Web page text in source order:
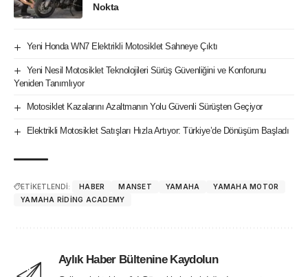
Nokta
Yeni Honda WN7 Elektrikli Motosiklet Sahneye Çıktı
Yeni Nesil Motosiklet Teknolojileri Sürüş Güvenliğini ve Konforunu
Yeniden Tanımlıyor
Motosiklet Kazalarını Azaltmanın Yolu Güvenli Sürüşten Geçiyor
Elektrikli Motosiklet Satışları Hızla Artıyor: Türkiye’de Dönüşüm Başladı
ETİKETLENDİ: HABER MANSET YAMAHA
YAMAHA MOTOR
YAMAHA RIDING ACADEMY
Aylık Haber Bültenine Kaydolun